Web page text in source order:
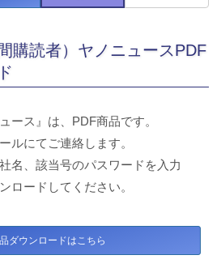
購読者）ヤノニュースPDF
ース』は、PDF商品です。
ルにてご連絡します。
名、該当号のパスワードを入力
ロードしてください。
ダウンロードはこちら